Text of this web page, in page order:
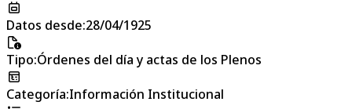
Datos desde:28/04/1925
Tipo:Órdenes del día y actas de los Plenos
Categoría:Información Institucional